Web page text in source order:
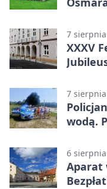
7
XXXV
7
wodą.
6
Aparat